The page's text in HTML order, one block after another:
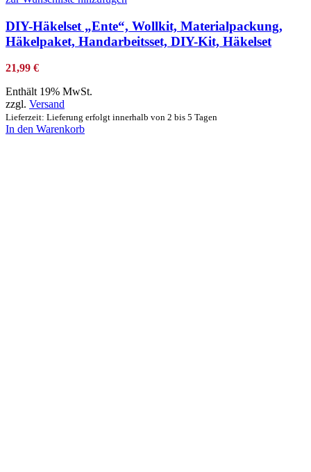
DIY-Häkelset „Ente“, Wollkit, Materialpackung,
Häkelpaket, Handarbeitsset, DIY-Kit, Häkelset
21,99 €
Enthält 19% MwSt.
zzgl. Versand
Lieferzeit: Lieferung erfolgt innerhalb von 2 bis 5 Tagen
In den Warenkorb